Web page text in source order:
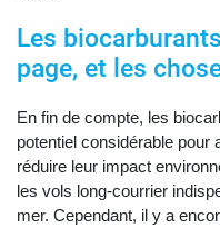
Les
page, et les
En fin de compte, les
potentiel considérable pour
réduire leur impact
les vols long-courrier
mer. Cependant, il y a